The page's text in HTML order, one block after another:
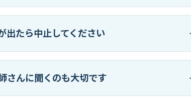
出たら中止してください
さんに聞くのも大切です